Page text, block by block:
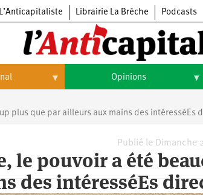
L’Anticapitaliste Librairie La Brèche Podcasts
Opinions
plus que par ailleurs aux mains des intéresséEs
Publié le Dimanche
le pouvoir a été
des intéresséEs